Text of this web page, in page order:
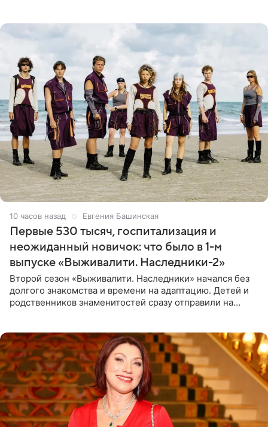
10 часов назад Евгения Башинская
Первые 530 тысяч, госпитализация и
неожиданный новичок: что было в 1-м
выпуске «Выживалити. Наследники-2»
Второй сезон «Выживалити. Наследники» начался без
долгого знакомства и времени на адаптацию. Детей и
родственников знаменитостей сразу отправили на